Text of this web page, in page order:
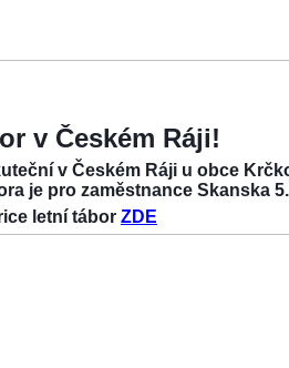
v Českém Ráji!
v Českém Ráji u obce
je pro zaměstnance Skanska
letní tábor ZDE